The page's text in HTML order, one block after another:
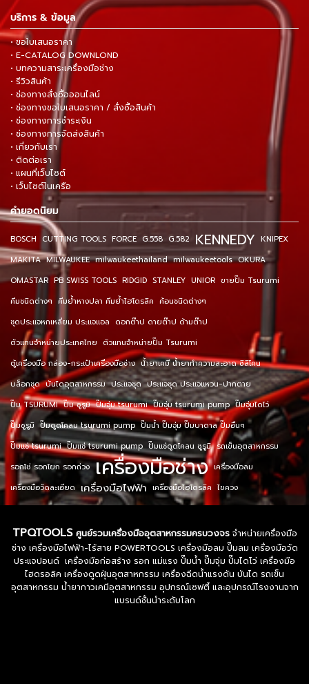
บริการ & ข้อมูล
• ขอใบเสนอราคา
• E-CATALOG DOWNLOND
• บทความสาระเครื่องมือช่าง
• รีวิวสินค้า
• ช่องทางสั่งซื้อออนไลน์
• ช่องทางขอใบเสนอราคา / สั่งซื้อสินค้า
• ช่องทางการชำระเงิน
• ช่องทางการจัดส่งสินค้า
• เกี่ยวกับเรา
• ติดต่อเรา
• แผนที่เว็บไซต์
• เว็บไซต์ในเครือ
คำยอดนิยม
BOSCH CUTTING TOOLS FORCE G.558 G.582 KENNEDY KNIPEX
MAKITA MILWAUKEE milwaukeethailand milwaukeetools OKURA
OMASTAR PB SWISS TOOLS RIDGID STANLEY UNIOR ขายปั๊ม Tsurumi
คีมชนิดต่างๆ คีมย้ำหางปลา คีมย้ำไฮโดรลิค ค้อนชนิดต่างๆ
ชุดประแจหกเหลี่ยม ประแจแอล ดอกต๊าป ดายต๊าป ด้ามต๊าป
ตัวแทนจำหน่ายประเทศไทย ตัวแทนจำหน่ายปั๊ม Tsurumi
ตู้เครื่องมือ กล่อง-กระเป๋าเครื่องมือช่าง น้ำยาเคมี น้ำยาทำความสะอาด ซิลิโคน
บล็อกชุด บันไดอุตสาหกรรม ประแจชุด ประแจชุด ประแจแหวน-ปากตาย
ปั๊ม TSURUMI ปั๊ม ซูรูมิ ปั๊มจุ่ม tsurumi ปั๊มจุ่ม tsurumi pump ปั๊มจุ่มไดโว่
ปั๊มซูรูมิ ปั๊มดูดโคลน tsurumi pump ปั๊มน้ำ ปั๊มจุ่ม ปั๊มบาดาล ปั๊มอื่นๆ
ปั๊มแช่ tsurumi ปั๊มแช่ tsurumi pump ปั๊มแช่ดูดโคลน ซูรูมิ รถเข็นอุตสาหกรรม
รอกโซ่ รอกโยก รอกถ่วง เครื่องมือช่าง เครื่องมือลม
เครื่องมือวัดละเอียด เครื่องมือไฟฟ้า เครื่องมือไฮโดรลิค ไขควง
TPQTOOLS ศูนย์รวมเครื่องมืออุตสาหกรรมครบวงจรจำหน่ายเครื่องมือ
ช่าง เครื่องมือไฟฟ้า-ไร้สาย POWERTOOLS เครื่องมือลม ปั๊มลม เครื่องมือวัด
ประแจปอนด์ เครื่องมือก่อสร้าง รอก แม่แรง ปั๊มน้ำ ปั๊มจุ่ม ปั๊มไดโว่ เครื่องมือ
ไฮดรอลิค เครื่องดูดฝุ่นอุตสาหกรรม เครื่องฉีดน้ำแรงดัน บันได รถเข็น
อุตสาหกรรม น้ำยากาวเคมีอุตสาหกรรม อุปกรณ์เซฟตี้ และอุปกรณ์โรงงานจาก
แบรนด์ชั้นนำระดับโลก